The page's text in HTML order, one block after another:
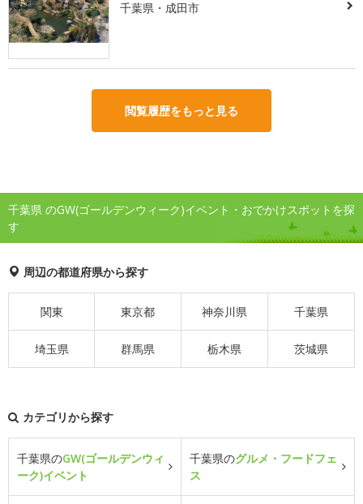
千葉県・成田市
閲覧履歴をもっと見る
千葉県 のGW(ゴールデンウィーク)イベント・おでかけスポットを探
す
周辺の都道府県から探す
関東 東京都 神奈川県 千葉県
埼玉県 群馬県 栃木県 茨城県
カテゴリから探す
千葉県のGW(ゴールデンウィ
ーク)イベント
千葉県のグルメ・フードフェ
ス